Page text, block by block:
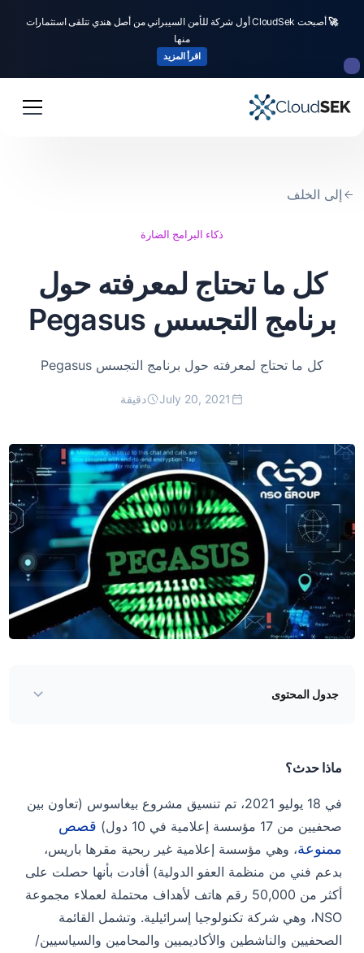
🚀
أصبحت CloudSek أول شركة للأمن السيبراني من أصل هندي تتلقى استثمارات
منها
اقرأ المزيد
إلى الخلف
ذكاء البرامج الضارة
كل ما تحتاج لمعرفته حول
برنامج التجسس Pegasus
كل ما تحتاج لمعرفته حول برنامج التجسس Pegasus
July 20, 2021 دقيقة
جدول المحتوى
ماذا حدث؟
في 18 يوليو 2021، تم تنسيق مشروع بيغاسوس (تعاون بين
صحفيين من 17 مؤسسة إعلامية في 10 دول)
قصص
ممنوعة، وهي مؤسسة إعلامية غير ربحية مقرها باريس،
بدعم فني من منظمة العفو الدولية) أفادت بأنها حصلت على
أكثر من 50,000 رقم هاتف لأهداف محتملة لعملاء مجموعة
NSO، وهي شركة تكنولوجيا إسرائيلية. وتشمل القائمة
الصحفيين والناشطين والأكاديميين والمحامين والسياسيين/